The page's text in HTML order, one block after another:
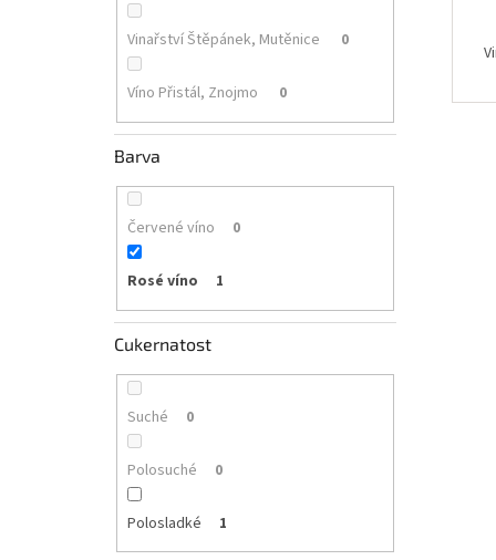
Vinařství Štěpánek, Mutěnice 0
Víno Přistál, Znojmo 0
Barva
Červené víno 0
Rosé víno 1
Cukernatost
Suché 0
Polosuché 0
Polosladké 1